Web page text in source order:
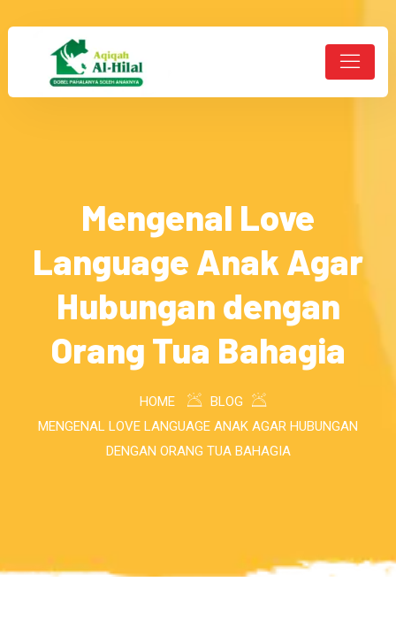
Mengenal Love
Language Anak Agar
Hubungan dengan
Orang Tua Bahagia
HOME
BLOG
MENGENAL LOVE LANGUAGE ANAK AGAR HUBUNGAN
DENGAN ORANG TUA BAHAGIA